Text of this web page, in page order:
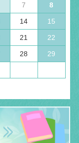
7 8
14 15
21 22
28 29